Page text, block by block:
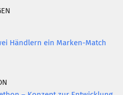
Händlern ein Marken-Match